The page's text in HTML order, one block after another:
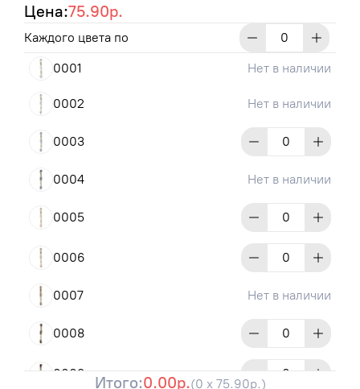
Цена:75.90р.
Каждого цвета по
0001
Нет в наличии
0002 Нет в наличии
0003
0004 Нет в наличии
0005
0006
0007 Нет в наличии
0008
0009 Итого:0.00р.(0 x 75.90р.)